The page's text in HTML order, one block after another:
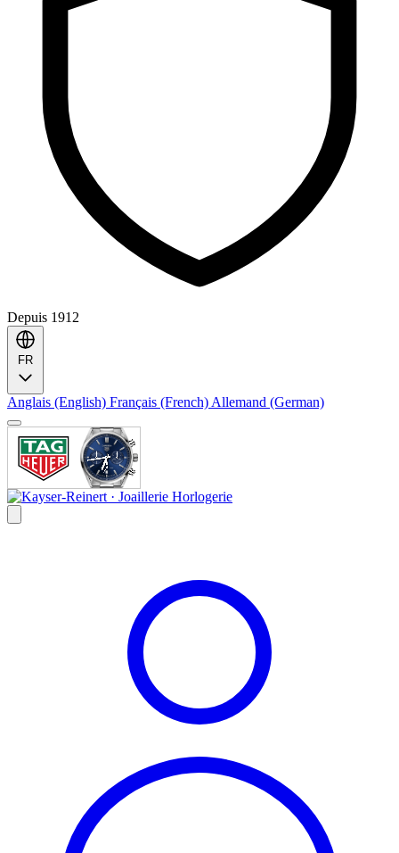
Depuis 1912
FR
Anglais (English) Français (French) Allemand (German)